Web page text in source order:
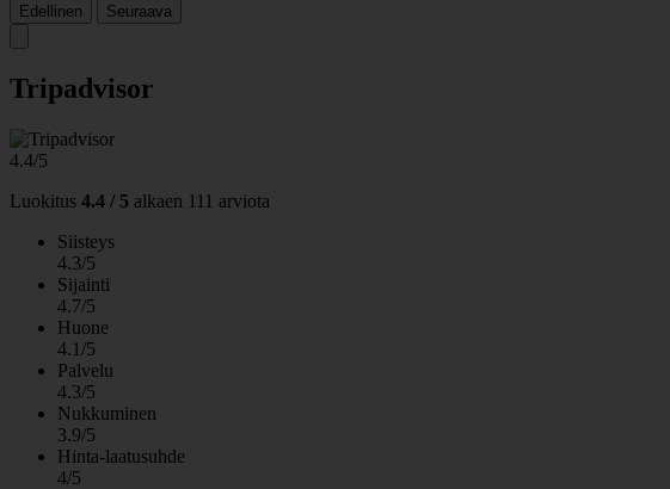
Edellinen Seuraava
Tripadvisor
4.4/5
Luokitus 4.4 / 5 alkaen 111 arviota
Siisteys
4.3/5
Sijainti
4.7/5
Huone
4.1/5
Palvelu
4.3/5
Nukkuminen
3.9/5
Hinta-laatusuhde
4/5